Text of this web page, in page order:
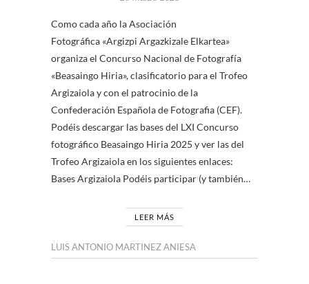
Como cada año la Asociación
Fotográfica «Argizpi Argazkizale Elkartea»
organiza el Concurso Nacional de Fotografía
«Beasaingo Hiria», clasificatorio para el Trofeo
Argizaiola y con el patrocinio de la
Confederación Española de Fotografia (CEF).
Podéis descargar las bases del LXI Concurso
fotográfico Beasaingo Hiria 2025 y ver las del
Trofeo Argizaiola en los siguientes enlaces:
Bases Argizaiola Podéis participar (y también…
LEER MÁS
LUIS ANTONIO MARTINEZ ANIESA